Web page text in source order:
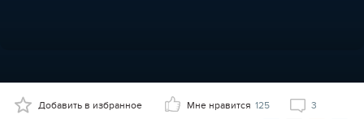
Добавить в избранное Мне нравится 125 3